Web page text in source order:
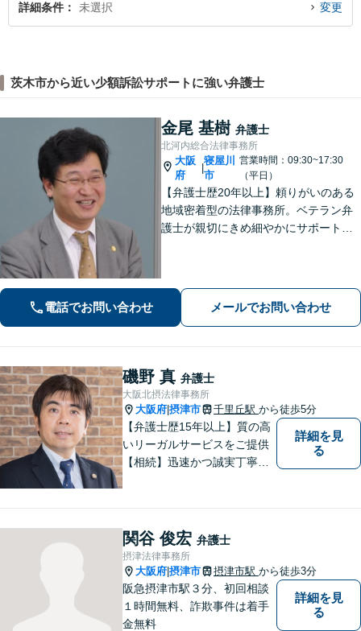
詳細条件 未選択 変更
茨木市から近い少額訴訟サポートに強い弁護士
金尾 基樹 弁護士
北河内総合法律事務所
大阪
府
|
寝屋川
市
営業時間：09:30~17:30
（平日）
【弁護士歴20年以上】頼りがいのある
地域密着型の法律事務所。ベテラン弁
護士が親切にきめ細やかにサポートし
料（一部除く）】【夜間・休日の相談
電話でお問い合わせ メールでお問い合わせ
磯野 真 弁護士
大阪北摂法律事務所
大阪府 摂津市 千里丘駅 から徒歩5分
【弁護士歴15年以上】質の高
いリーガルサービスをご提供
【相続】迅速かつ誠実丁寧な
作成／企業間トラブル／問題
社員の対応など。顧問契約も
可【オンライン面談】【千里
丘駅5分】
詳細を見
る
関谷 俊宏 弁護士
摂津法律事務所
大阪府 摂津市 摂津市駅 から徒歩3分
阪急摂津市駅３分、初回相談
１時間無料、詐欺事件は着手
金無料
詳細を見
る